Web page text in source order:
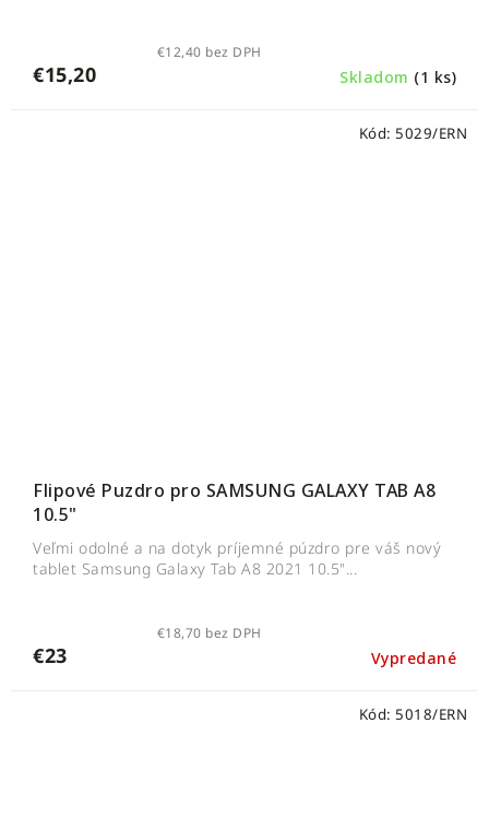
Skladom (1 ks)
€12,40 bez DPH
€15,20
Flipové Puzdro pro SAMSUNG GALAXY TAB A8
10.5"
Vypredané
€18,70 bez DPH
€23
Veľmi odolné a na dotyk príjemné púzdro pre váš nový
tablet Samsung Galaxy Tab A8 2021 10.5"...
Kód: 5029/ERN
Kód: 5018/ERN